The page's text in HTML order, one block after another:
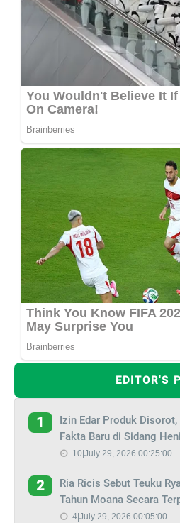
EDITOR'S
1
Izin Edar Produk
Fakta Baru di Sidang
10|July 29, 2026 00:25:00
2
Ria Ricis Sebut Teuku
Tahun Moana Secara
4|July 29, 2026 00:05:00